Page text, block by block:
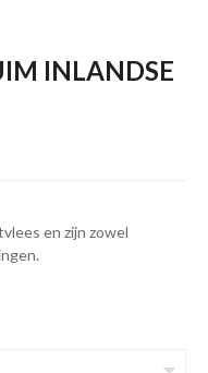
INLANDSE
en zijn zowel